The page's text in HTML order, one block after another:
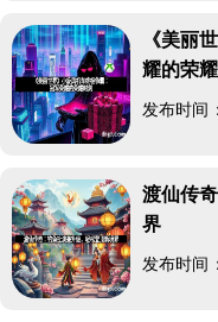
《美丽
耀的荣
发布时间
渡仙传
界
发布时间